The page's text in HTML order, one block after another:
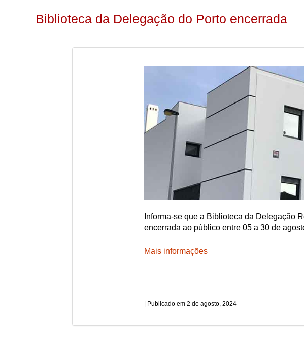
Biblioteca da Delegação do Porto encerrada
Informa-se que a Biblioteca da Delegação
encerrada ao público entre 05 a 30 de
Mais informações
2 de agosto, 2024